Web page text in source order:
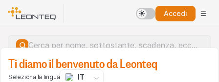
Accedi
Ti diamo il benvenuto da Leonteq
Seleziona la lingua IT